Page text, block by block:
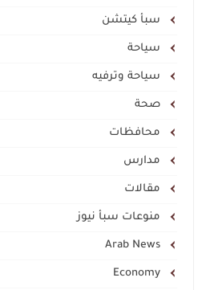
سبأ كيتشن
سياحة
سياحة وترفيه
صحة
محافظات
مدارس
مقالات
منوعات سبأ نيوز
Arab News
Economy